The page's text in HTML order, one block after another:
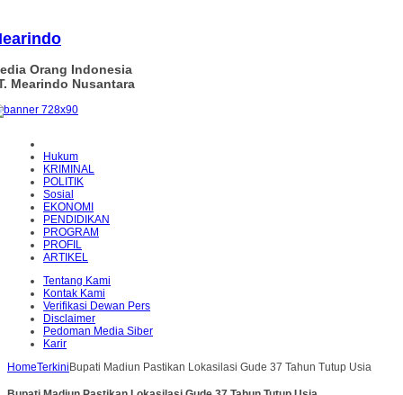
Orang Indonesia
Mearindo Nusantara
Hukum
KRIMINAL
POLITIK
Sosial
EKONOMI
PENDIDIKAN
PROGRAM
PROFIL
ARTIKEL
Tentang Kami
Kontak Kami
Verifikasi Dewan Pers
Disclaimer
Pedoman Media Siber
Karir
HomeTerkini Bupati Madiun Pastikan Lokasilasi Gude 37 Tahun Tutup Usia